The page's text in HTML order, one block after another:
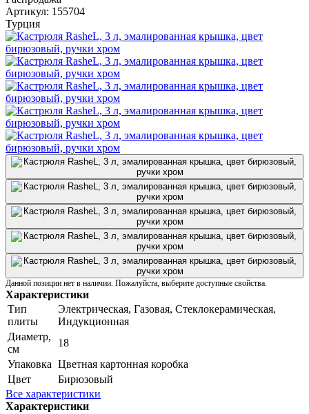
Артикул: 155704
Турция
Данной позиции нет в наличии. Пожалуйста, выберите доступные свойства.
Характеристики
Тип
плиты
Электрическая, Газовая, Стеклокерамическая,
Индукционная
Диаметр,
см
18
Упаковка Цветная картонная коробка
Цвет
Бирюзовый
Все характеристики
Характеристики